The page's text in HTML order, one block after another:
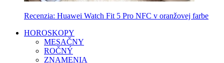
Recenzia: Huawei Watch Fit 5 Pro NFC v oranžovej farbe
HOROSKOPY
MESAČNY
ROČNÝ
ZNAMENIA